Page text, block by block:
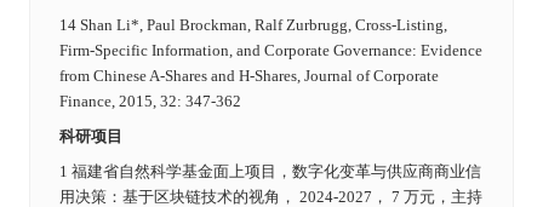
14 Shan Li*, Paul Brockman, Ralf Zurbrugg, Cross-Listing,
Firm-Specific Information, and Corporate Governance: Evidence
from Chinese A-Shares and H-Shares, Journal of Corporate
Finance, 2015, 32: 347-362
科研项目
1 福建省自然科学基金面上项目，数字化变革与供应商商业信
用决策：基于区块链技术的视角， 2024-2027， 7 万元，主持